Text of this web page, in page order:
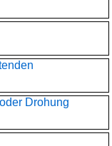
Drohung